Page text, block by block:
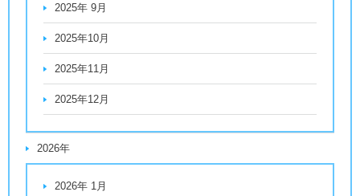
2025年 9月
2025年10月
2025年11月
2025年12月
2026年
2026年 1月